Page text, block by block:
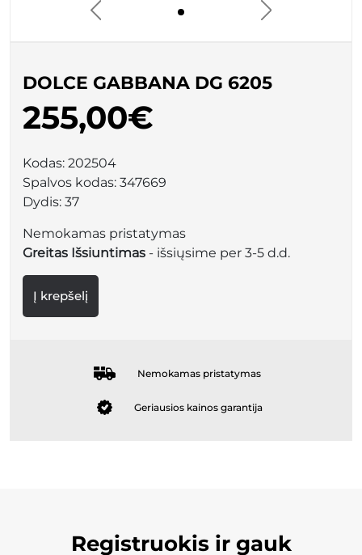
DOLCE GABBANA DG 6205
255,00€
Kodas: 202504
Spalvos kodas: 347669
Dydis: 37
Nemokamas pristatymas
Greitas Išsiuntimas - išsiųsime per 3-5 d.d.
Į krepšelį
Nemokamas pristatymas
Geriausios kainos garantija
Registruokis ir gauk